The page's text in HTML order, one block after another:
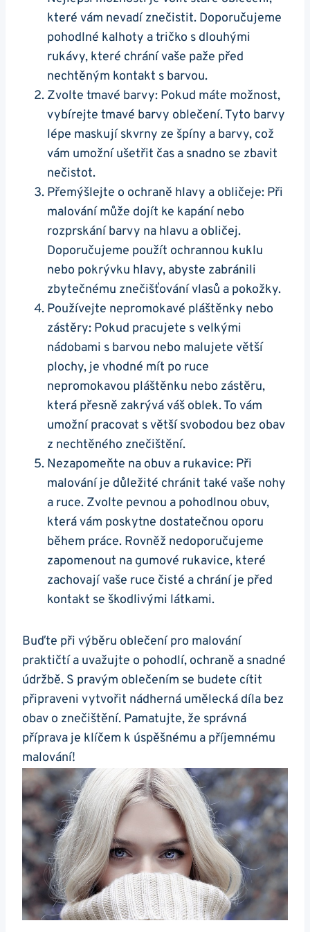
které vám nevadí znečistit. Doporučujeme
pohodlné kalhoty a tričko s dlouhými
rukávy, které chrání vaše paže před
nechtěným kontakt s barvou.
Zvolte tmavé barvy: Pokud máte možnost,
vybírejte tmavé barvy oblečení. Tyto barvy
lépe maskují skvrny ze špíny a barvy, což
vám umožní ušetřit čas a snadno se zbavit
nečistot.
Přemýšlejte o ochraně hlavy a obličeje: Při
malování může dojít ke kapání nebo
rozprskání barvy na hlavu a obličej.
Doporučujeme použít ochrannou kuklu
nebo pokrývku hlavy, abyste zabránili
zbytečnému znečišťování vlasů a pokožky.
Používejte nepromokavé pláštěnky nebo
zástěry: Pokud pracujete s velkými
nádobami s barvou nebo malujete větší
plochy, je vhodné mít po ruce
nepromokavou pláštěnku nebo zástěru,
která přesně zakrývá váš oblek. To vám
umožní pracovat s větší svobodou bez obav
z nechtěného znečištění.
Nezapomeňte na obuv a rukavice: Při
malování je důležité chránit také vaše nohy
a ruce. Zvolte pevnou a pohodlnou obuv,
která vám poskytne dostatečnou oporu
během práce. Rovněž nedoporučujeme
zapomenout na gumové rukavice, které
zachovají vaše ruce čisté a chrání je před
kontakt se škodlivými látkami.
Buďte při výběru oblečení pro malování
praktičtí a uvažujte o pohodlí, ochraně a snadné
údržbě. S pravým oblečením se budete cítit
připraveni vytvořit nádherná umělecká díla bez
obav o znečištění. Pamatujte, že správná
příprava je klíčem k úspěšnému a příjemnému
malování!